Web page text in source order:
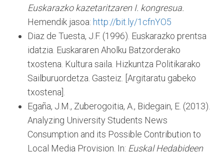
Euskarazko kazetaritzaren I. kongresua.
Hemendik jasoa: http://bit.ly/1cfnYO5
Diaz de Tuesta, J.F. (1996). Euskarazko prentsa
idatzia. Euskararen Aholku Batzorderako
txostena. Kultura saila. Hizkuntza Politikarako
Sailburuordetza. Gasteiz. [Argitaratu gabeko
txostena].
Egaña, J.M., Zuberogoitia, A., Bidegain, E. (2013).
Analyzing University Students News
Consumption and its Possible Contribution to
Local Media Provision. In: Euskal Hedabideen